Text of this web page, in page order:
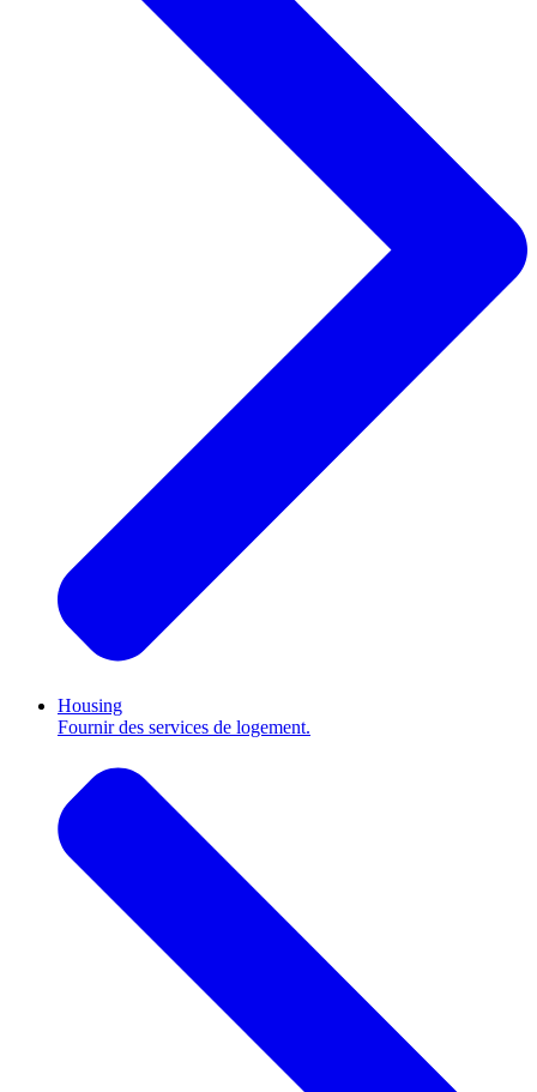
Housing
Fournir des services de logement.